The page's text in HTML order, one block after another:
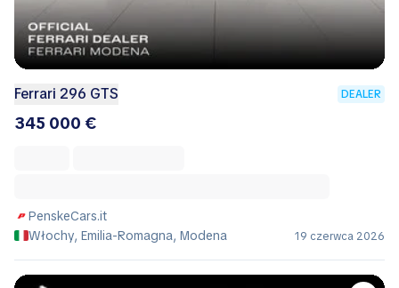
Ferrari 296 GTS DEALER
345 000 €
PenskeCars.it
Włochy, Emilia-Romagna, Modena
19 czerwca 2026